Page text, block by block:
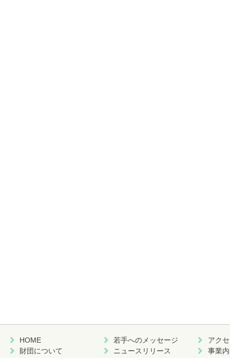
HOME 若手へのメッセージ
アク
財団について
ニュースリリース
事業